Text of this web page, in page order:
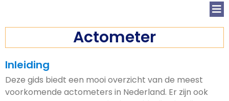
Actometer
Inleiding
Deze gids biedt een mooi overzicht van de meest
voorkomende actometers in Nederland. Er zijn ook